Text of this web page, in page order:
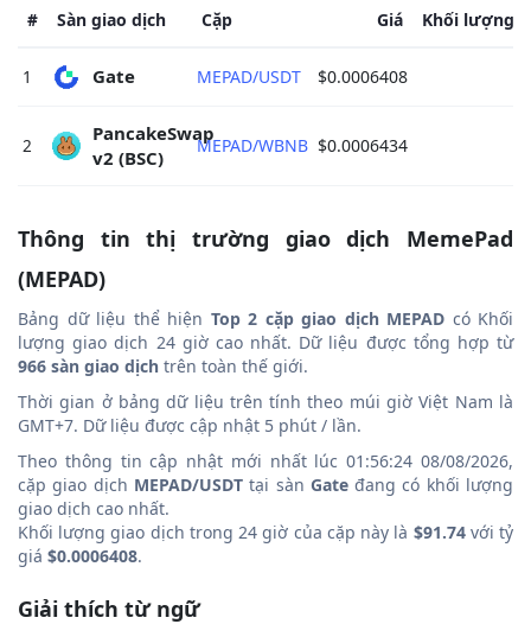
# Sàn giao dịch Cặp Giá Khối lượng
1 Gate MEPAD/USDT $0.0006408
2
PancakeSwap
v2 (BSC)
MEPAD/WBNB $0.0006434
Thông tin thị trường giao dịch MemePad
(MEPAD)
Bảng dữ liệu thể hiện Top 2 cặp giao dịch MEPAD có Khối
lượng giao dịch 24 giờ cao nhất. Dữ liệu được tổng hợp từ
966 sàn giao dịch trên toàn thế giới.
Thời gian ở bảng dữ liệu trên tính theo múi giờ Việt Nam là
GMT+7. Dữ liệu được cập nhật 5 phút / lần.
Theo thông tin cập nhật mới nhất lúc 01:56:24 08/08/2026,
cặp giao dịch MEPAD/USDTtại sàn Gateđang có khối lượng
giao dịch cao nhất.
Khối lượng giao dịch trong 24 giờ của cặp này là $91.74với tỷ
giá $0.0006408.
Giải thích từ ngữ